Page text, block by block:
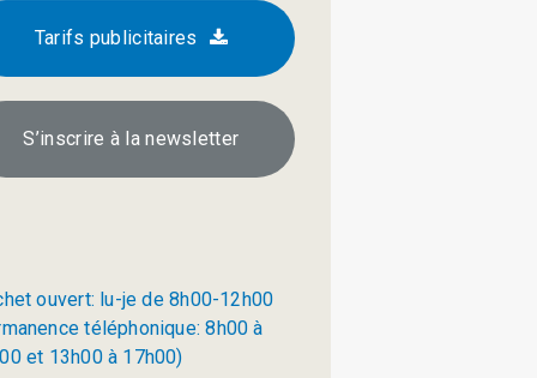
Tarifs publicitaires
S’inscrire à la newsletter
ouvert: lu-je de 8h00-12h00
téléphonique: 8h00 à
et 13h00 à 17h00)